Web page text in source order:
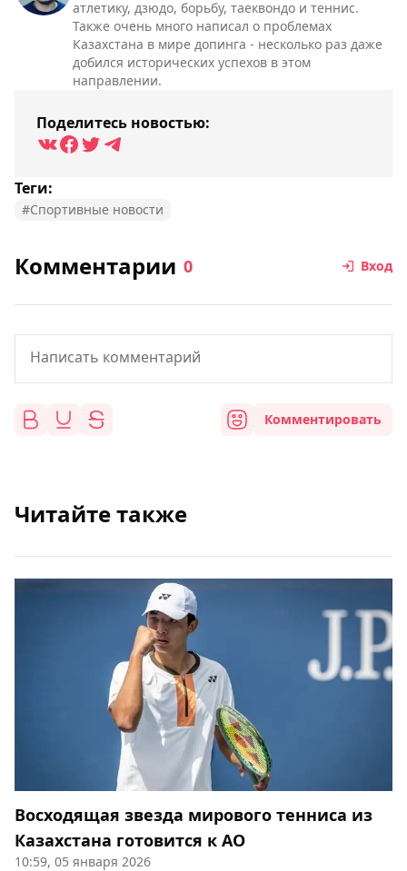
атлетику, дзюдо, борьбу, таеквондо и теннис.
Также очень много написал о проблемах
Казахстана в мире допинга - несколько раз даже
добился исторических успехов в этом
направлении.
Поделитесь новостью:
Теги:
#Спортивные новости
Комментарии 0 Вход
Комментировать
Читайте также
Восходящая звезда мирового тенниса из
Казахстана готовится к AO
10:59, 05 января 2026